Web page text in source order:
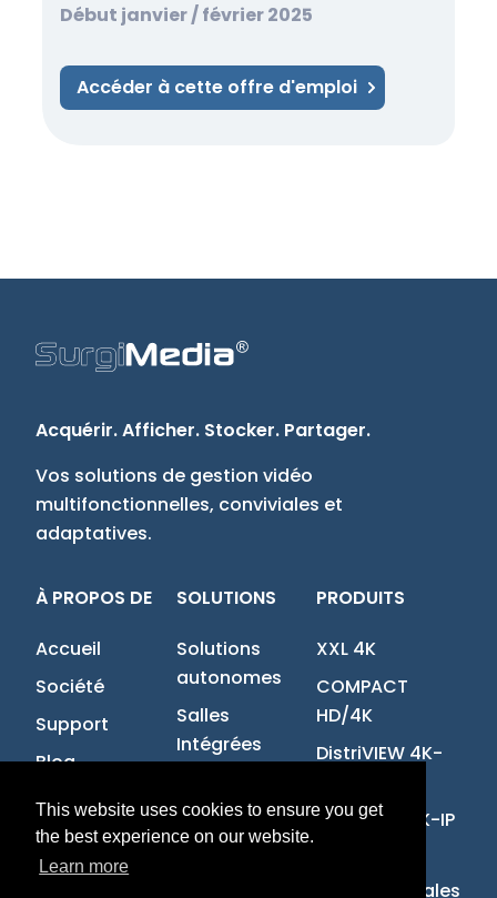
This website uses cookies to ensure you get
the best experience on our website.
Learn more
Début janvier / février 2025
Accéder à cette offre d'emploi
Acquérir. Afficher. Stocker. Partager.
Vos solutions de gestion vidéo
multifonctionnelles, conviviales et
adaptatives.
À PROPOS DE
Accueil
Société
Support
Blog
Contact
Offres
d'emploi
SOLUTIONS
Solutions
autonomes
Salles
Intégrées
PRODUITS
XXL 4K
COMPACT
HD/4K
DistriVIEW 4K-
MultiVIEW 4K-IP
Politique de confidentialité et mentions légales